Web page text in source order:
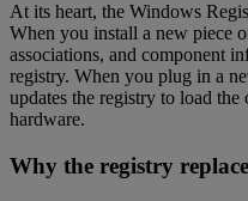
At its heart, the Windows
When you install a new piece
associations, and component
registry. When you plug in a
updates the registry to load
hardware.
Why the registry